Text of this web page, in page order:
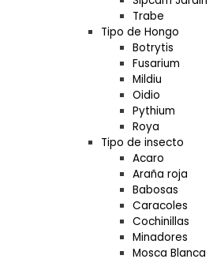
Trabe
Tipo de Hongo
Botrytis
Fusarium
Mildiu
Oidio
Pythium
Roya
Tipo de insecto
Acaro
Araña roja
Babosas
Caracoles
Cochinillas
Minadores
Mosca Blanca